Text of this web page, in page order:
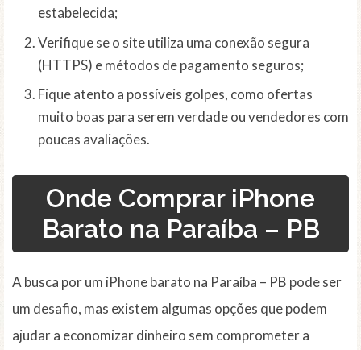
estabelecida;
Verifique se o site utiliza uma conexão segura
(HTTPS) e métodos de pagamento seguros;
Fique atento a possíveis golpes, como ofertas
muito boas para serem verdade ou vendedores com
poucas avaliações.
Onde Comprar iPhone
Barato na Paraíba – PB
A busca por um iPhone barato na Paraíba – PB pode ser
um desafio, mas existem algumas opções que podem
ajudar a economizar dinheiro sem comprometer a